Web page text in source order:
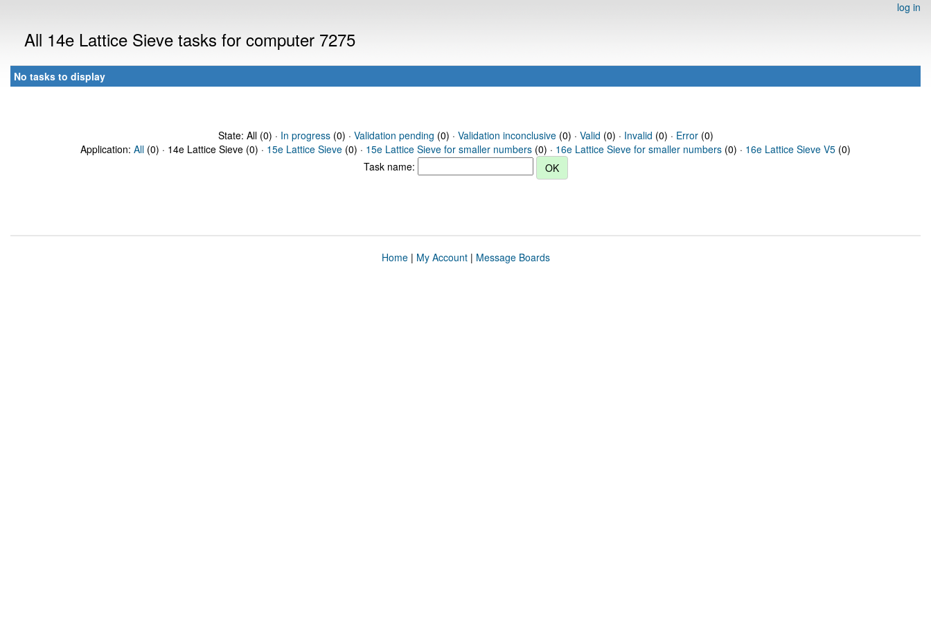
log in
All 14e Lattice Sieve tasks for computer 7275
No tasks to display
State: All (0) · In progress(0) · Validation pending (0) · Validation inconclusive(0) · Valid (0) · Invalid (0) · Error(0)
Application: All (0) · 14e Lattice Sieve (0) · 15e Lattice Sieve (0) · 15e Lattice Sieve for smaller numbers (0) · 16e Lattice Sieve for smaller numbers (0) · 16e Lattice Sieve V5 (0)
Task name:
Home| My Account| Message Boards